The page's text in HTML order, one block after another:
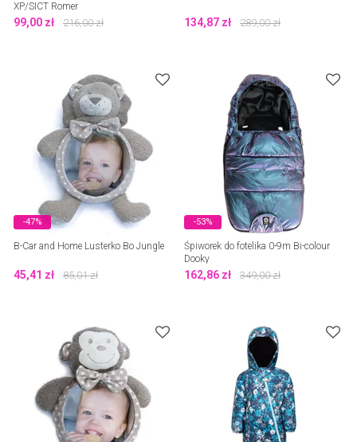
XP/SICT Romer
99,00 zł 216,00zł 134,87 zł 289,00zł
-47%
B-Car and Home Lusterko Bo Jungle
45,41 zł 85,01zł
-53%
Śpiworek do fotelika 0-9m Bi-colour
Dooky
162,86 zł 349,00zł